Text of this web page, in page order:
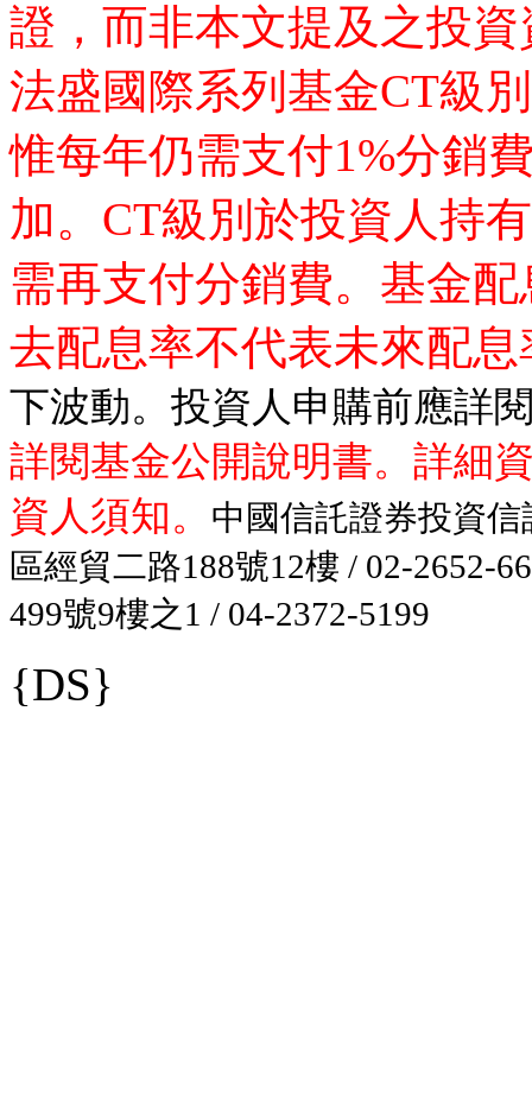
證，而非本文提及之投
法盛國際系列基金CT級
惟每年仍需支付1%分銷
加。CT級別於投資人持
需再支付分銷費。基金
去配息率不代表未來配息
下波動。投資人申購前應詳
詳閱基金公開說明書。詳細
資人須知。
中國信託證券投資
區經貿二路188號12樓 / 02-2652-
499號9樓之1 / 04-2372-5199
{DS}